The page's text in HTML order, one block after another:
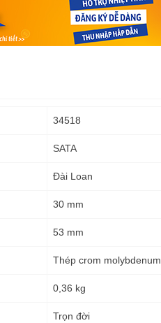
34518
SATA
Đài Loan
30 mm
53 mm
Thép crom molybdenum
0,36 kg
Trọn đời